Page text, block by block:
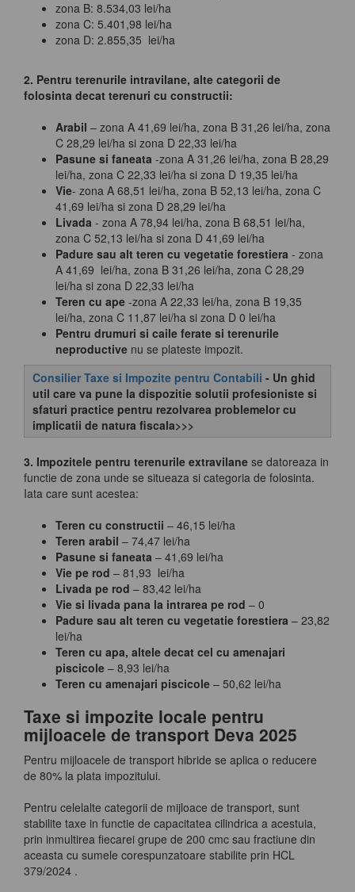
zona B: 8.534,03 lei/ha
zona C: 5.401,98 lei/ha
zona D: 2.855,35 lei/ha
2. Pentru terenurile intravilane, alte categorii de
folosinta decat terenuri cu constructii:
Arabil – zona A 41,69 lei/ha, zona B 31,26 lei/ha, zona
C 28,29 lei/ha si zona D 22,33 lei/ha
Pasune si faneata -zona A 31,26 lei/ha, zona B 28,29
lei/ha, zona C 22,33 lei/ha si zona D 19,35 lei/ha
Vie- zona A 68,51 lei/ha, zona B 52,13 lei/ha, zona C
41,69 lei/ha si zona D 28,29 lei/ha
Livada - zona A 78,94 lei/ha, zona B 68,51 lei/ha,
zona C 52,13 lei/ha si zona D 41,69 lei/ha
Padure sau alt teren cu vegetatie forestiera - zona
A 41,69 lei/ha, zona B 31,26 lei/ha, zona C 28,29
lei/ha si zona D 22,33 lei/ha
Teren cu ape -zona A 22,33 lei/ha, zona B 19,35
lei/ha, zona C 11,87 lei/ha si zona D 0 lei/ha
Pentru drumuri si caile ferate si terenurile
neproductive nu se plateste impozit.
Consilier Taxe si Impozite pentru Contabili - Un ghid
util care va pune la dispozitie solutii profesioniste si
sfaturi practice pentru rezolvarea problemelor cu
implicatii de natura fiscala>>>
3. Impozitele pentru terenurile extravilane se datoreaza in
functie de zona unde se situeaza si categoria de folosinta.
Iata care sunt acestea:
Teren cu constructii – 46,15 lei/ha
Teren arabil – 74,47 lei/ha
Pasune si faneata – 41,69 lei/ha
Vie pe rod – 81,93 lei/ha
Livada pe rod – 83,42 lei/ha
Vie si livada pana la intrarea pe rod – 0
Padure sau alt teren cu vegetatie forestiera – 23,82
lei/ha
Teren cu apa, altele decat cel cu amenajari
piscicole – 8,93 lei/ha
Teren cu amenajari piscicole – 50,62 lei/ha
Taxe si impozite locale pentru
mijloacele de transport Deva 2025
Pentru mijloacele de transport hibride se aplica o reducere
de 80% la plata impozitului.
Pentru celelalte categorii de mijloace de transport, sunt
stabilite taxe in functie de capacitatea cilindrica a acestuia,
prin inmultirea fiecarei grupe de 200 cmc sau fractiune din
aceasta cu sumele corespunzatoare stabilite prin HCL
379/2024 .